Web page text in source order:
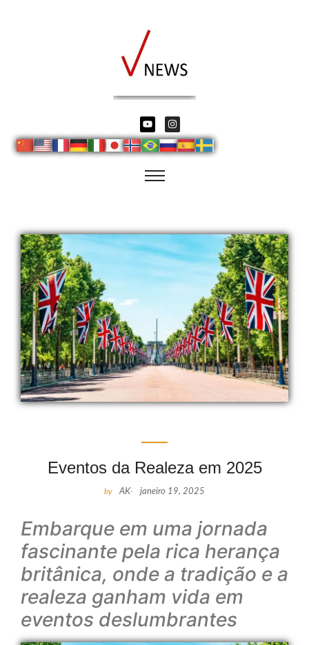
Eventos da Realeza em 2025
by AK- janeiro 19, 2025
Embarque em uma jornada
fascinante pela rica herança
britânica, onde a tradição e a
realeza ganham vida em
eventos deslumbrantes